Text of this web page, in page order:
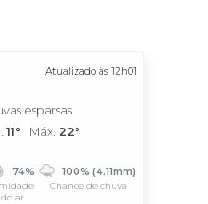
Atualizado às 12h01
esparsas
11° Máx. 22°
74%
do ar
100% (4.11mm)
Chance de chuva